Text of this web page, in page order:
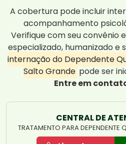
A cobertura pode incluir
acompanhamento
Verifique com seu convênio
especializado, humanizado e
internação do Dependente
Salto Grande pode ser
Entre em
CENTRAL DE
TRATAMENTO PARA